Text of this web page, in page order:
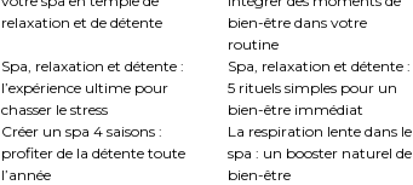
relaxation et de détente
bien-être dans votre
routine
Spa, relaxation et détente :
l’expérience ultime pour
chasser le stress
Spa, relaxation et détente :
5 rituels simples pour un
bien-être immédiat
Créer un spa 4 saisons :
profiter de la détente toute
l’année
La respiration lente dans le
spa : un booster naturel de
bien-être